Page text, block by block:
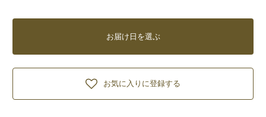
お届け日を選ぶ
お気に入りに登録する